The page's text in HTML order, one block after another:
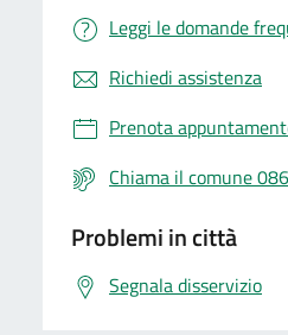
Leggi le domande
Richiedi assistenza
Prenota
Chiama il comune
Problemi in città
Segnala disservizio